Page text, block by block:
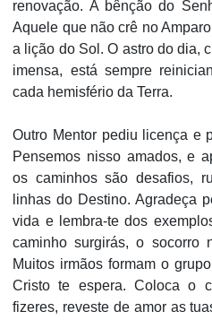
renovação. A bênção do
Aquele que não crê no
a lição do Sol. O astro do dia,
imensa, está sempre
cada hemisfério da Terra.
Outro Mentor pediu licença e
Pensemos nisso amados, e
os caminhos são desafios,
linhas do Destino. Agradeça
vida e lembra-te dos
caminho surgirás, o socorro
Muitos irmãos formam o
Cristo te espera. Coloca o
fizeres, reveste de amor as